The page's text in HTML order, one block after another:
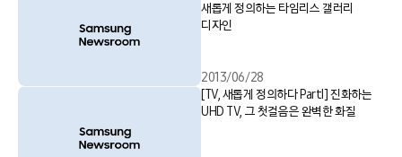
새롭게 정의하는 타임리스 갤러리
디자인
2013/06/28
[TV, 새롭게 정의하다 PartⅠ] 진화하는
UHD TV, 그 첫걸음은 완벽한 화질